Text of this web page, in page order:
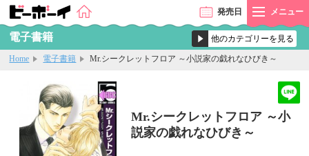
発売日 メニュー
電子書籍
Home 電子書籍 Mr.シークレットフロア ～小説家の戯れなひびき～
Mr.シークレットフロア ～小
説家の戯れなひびき～